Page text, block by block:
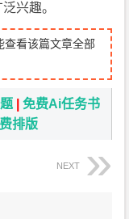
兴趣。
查看该篇文章全部
|免费Ai任务书
排版
NEXT